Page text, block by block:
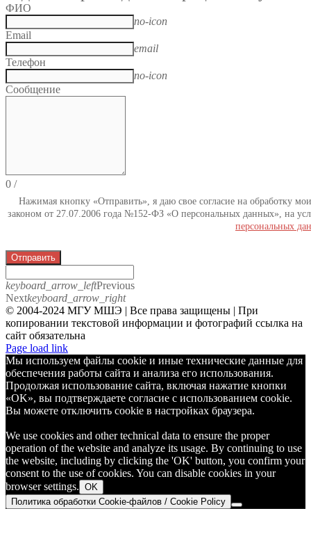
ФИО
no-icon
Email
email
Телефон
no-icon
Сообщение
0 /
Нажимая кнопку «Отправить», я даю свое согласие на обработку
законом от 27.07.2006 года №152-ФЗ «О персональных данных», на
персональных
Отправить
keyboard_arrow_leftPrevious
Nextkeyboard_arrow_right
© 2004-2024 МГУ МШЭ | Все права защищены | При
копировании текстовой информации и фотографий ссылка на
сайт обязательна
Telegram
Page load link
Мы используем файлы cookie и иные технические данные для
обеспечения работы сайта и анализа его использования.
Продолжая использование сайта, включая нажатие кнопки
«OK», вы подтверждаете согласие с использованием cookie.
Вы можете отключить cookie в настройках браузера.
We use cookies and other technical data to ensure the proper
operation of the website and analyze its usage. By continuing to use
the website, including by clicking the 'OK' button, you confirm your
consent to the use of cookies. You can disable cookies in your
browser settings. OK
Политика обработки Cookie-файлов / Cookie Policy